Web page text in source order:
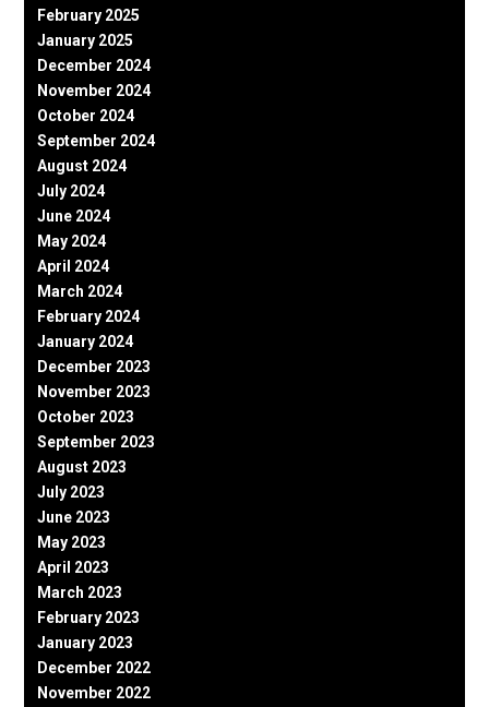
February 2025
January 2025
December 2024
November 2024
October 2024
September 2024
August 2024
July 2024
June 2024
May 2024
April 2024
March 2024
February 2024
January 2024
December 2023
November 2023
October 2023
September 2023
August 2023
July 2023
June 2023
May 2023
April 2023
March 2023
February 2023
January 2023
December 2022
November 2022